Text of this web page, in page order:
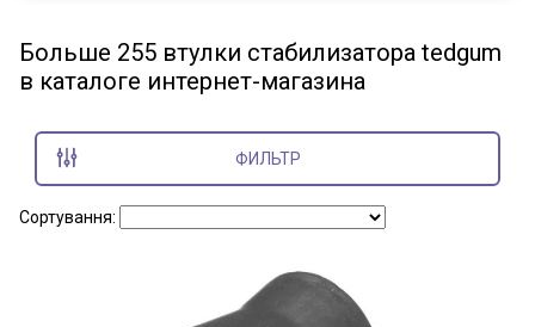
Great Wall
Hummer
Tesla
Показать все марки
Больше 255 втулки стабилизатора tedgum
в каталоге интернет-магазина
ФИЛЬТР
Сортування: